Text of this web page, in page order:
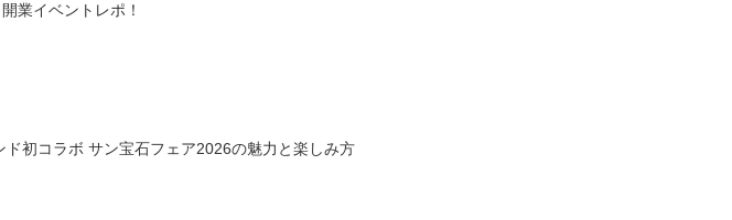
業イベントレポ！
初コラボ サン宝石フェア2026の魅力と楽しみ方